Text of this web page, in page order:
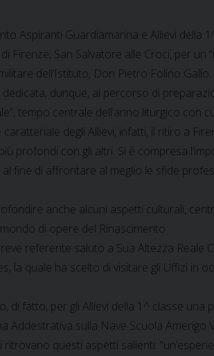
Aspiranti Guardiamarina e Allievi della
Firenze, San Salvatore alle Croci, per un
dell’Istituto, Don Pietro Folino Gallo.
dunque, al percorso di
tempo centrale dell’anno liturgico con
degli Allievi, infatti, il ritiro a
profondi con gli altri. Si è compresa
di affrontare al meglio le sfide
anche alcuni aspetti culturali,
di opere del Rinascimento.
referente saluto a Sua Altezza Reale
la quale ha scelto di visitare gli Uffizi in
fatto, per gli Allievi della 1^ classe una
sulla Nave Scuola Amerigo
questi aspetti salienti: